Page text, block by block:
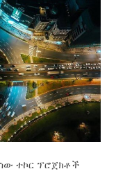
ሰው ተኮር ፕሮጀክቶች